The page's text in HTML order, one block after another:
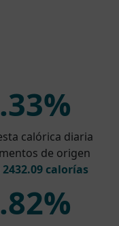
calórica diaria
de origen
2432.09 calorías